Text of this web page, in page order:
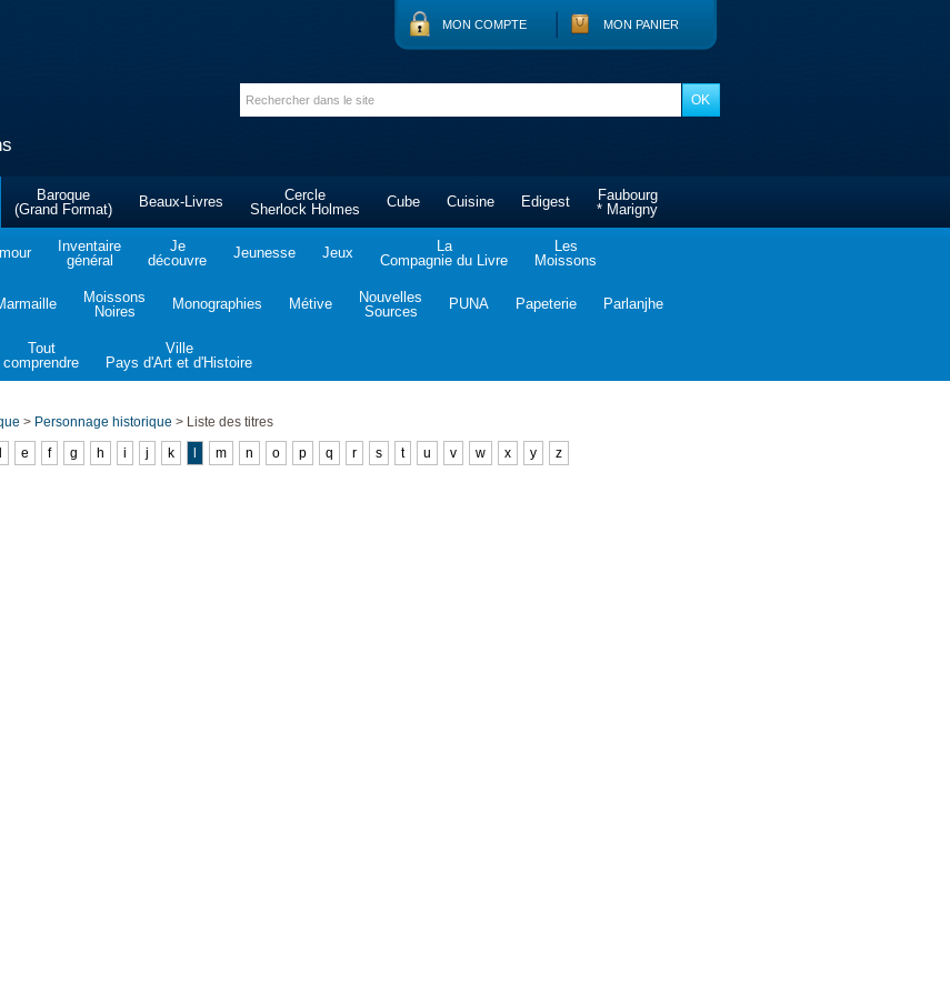
MON COMPTE MON PANIER
Baroque
(Grand Format)
Beaux-Livres
Cercle
Sherlock Holmes
Cube Cuisine Edigest
Faubourg
* Marigny
Inventaire
général
Je
découvre
Jeunesse Jeux
La
Compagnie du Livre
Les
Moissons
Moissons
Noires
Monographies Métive
Nouvelles
Sources
PUNA Papeterie Parlanjhe
Tout
comprendre
Ville
Pays d'Art et d'Histoire
> Personnage historique > Liste des titres
e f g h i j k m n o p q r s t u v w x y z